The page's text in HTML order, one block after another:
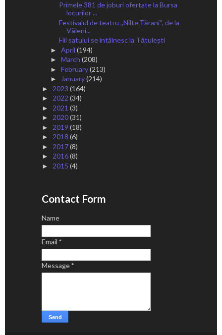
Primele 381 de joburi ofertate la Bursa
locurilor ...
Festivalul de teatru ,,Nilte Țăraniˮ, de la
Văleni...
Fiii satului se întâlnesc la Tătulești
► April (194)
► March (208)
► February(213)
► January(214)
► 2023 (164)
► 2022 (34)
► 2021 (3)
► 2020(31)
► 2019 (18)
► 2018 (6)
► 2017(8)
► 2016(8)
► 2015 (4)
Contact Form
Name
Email *
Message*